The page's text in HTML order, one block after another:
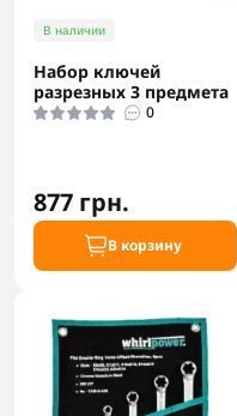
В наличии
Набор ключей
разрезных 3 предмета
0
877 грн.
В корзину